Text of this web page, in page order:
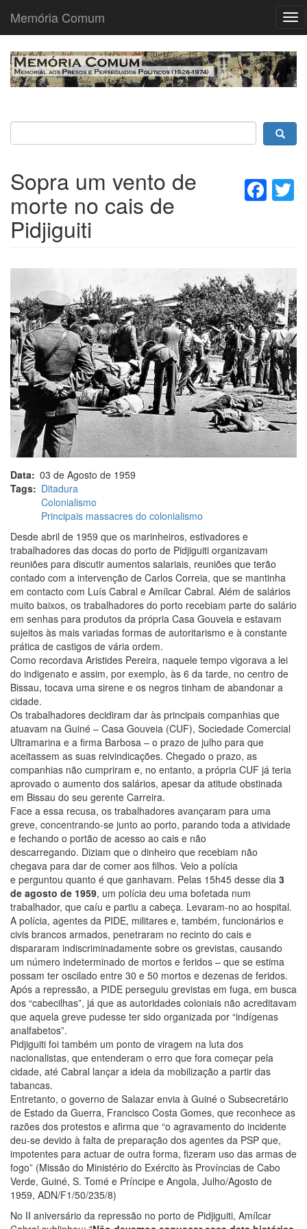
Passar
para
Memória Comum
Sopra um vento de
morte no cais de
Pidjiguiti
Data
03 de Agosto de 1959
Tags
Ditadura
Colonialismo
Principais massacres do colonialismo
Desde abril de 1959 que os marinheiros, estivadores e
trabalhadores das docas do porto de Pidjiguiti organizavam
reuniões para discutir aumentos salariais, reuniões que terão
contado com a intervenção de Carlos Correia, que se mantinha
em contacto com Luís Cabral e Amílcar Cabral. Além de salários
muito baixos, os trabalhadores do porto recebiam parte do salário
em senhas para produtos da própria Casa Gouveia e estavam
sujeitos às mais variadas formas de autoritarismo e à constante
prática de castigos de vária ordem.
Como recordava Aristides Pereira, naquele tempo vigorava a lei
do indigenato e assim, por exemplo, às 6 da tarde, no centro de
Bissau, tocava uma sirene e os negros tinham de abandonar a
cidade.
Os trabalhadores decidiram dar às principais companhias que
atuavam na Guiné – Casa Gouveia (CUF), Sociedade Comercial
Ultramarina e a firma Barbosa – o prazo de julho para que
aceitassem as suas reivindicações. Chegado o prazo, as
companhias não cumpriram e, no entanto, a própria CUF já teria
aprovado o aumento dos salários, apesar da atitude obstinada
em Bissau do seu gerente Carreira.
Face a essa recusa, os trabalhadores avançaram para uma
greve, concentrando-se junto ao porto, parando toda a atividade
e fechando o portão de acesso ao cais e não
descarregando. Diziam que o dinheiro que recebiam não
chegava para dar de comer aos filhos. Veio a polícia
e perguntou quanto é que ganhavam. Pelas 15h45 desse dia 3
de agosto de 1959, um polícia deu uma bofetada num
trabalhador, que caíu e partiu a cabeça. Levaram-no ao hospital.
A polícia, agentes da PIDE, militares e, também, funcionários e
civis brancos armados, penetraram no recinto do cais e
dispararam indiscriminadamente sobre os grevistas, causando
um número indeterminado de mortos e feridos – que se estima
possam ter oscilado entre 30 e 50 mortos e dezenas de feridos.
Após a repressão, a PIDE perseguiu grevistas em fuga, em busca
dos “cabecilhas”, já que as autoridades coloniais não acreditavam
que aquela greve pudesse ter sido organizada por “indígenas
analfabetos”.
Pidjiguiti foi também um ponto de viragem na luta dos
nacionalistas, que entenderam o erro que fora começar pela
cidade, até Cabral lançar a ideia da mobilização a partir das
tabancas.
Entretanto, o governo de Salazar envia à Guiné o Subsecretário
de Estado da Guerra, Francisco Costa Gomes, que reconhece as
razões dos protestos e afirma que “o agravamento do incidente
deu-se devido à falta de preparação dos agentes da PSP que,
impotentes para actuar de outra forma, fizeram uso das armas de
fogo” (Missão do Ministério do Exército às Províncias de Cabo
Verde, Guiné, S. Tomé e Príncipe e Angola, Julho/Agosto de
1959, ADN/F1/50/235/8)
No II aniversário da repressão no porto de Pidjiguiti, Amílcar